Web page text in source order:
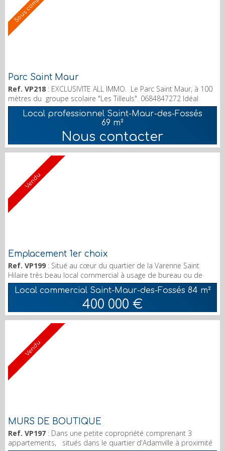
Parc Saint Maur
Ref. VP218 : EXCLUSIVITE ALL IMMO. Le Parc Saint Maur, à 100
mètres du groupe scolaire "Les Tilleuls". 0684847272 Idéal
profession libérale. Très bel appartement lumineux et
traversant situé au rez-de-chaussée d'une résidence de
standing en pierre de taille parfaitement entretenue. Il se
compose d'une vaste entrée, d'une cuisine aménagée et
équipée, d'un beau séjour de 21 m², de deux cham...
Local professionnel Saint-Maur-des-Fossés
69 m²
Nous contacter
Vendu
Emplacement 1er choix
Ref. VP199 : Situé au cœur du quartier de la Varenne Saint
Hilaire très beau local commercial à usage de bureau ou de
commerce. Normes PMR Grandes vitrines sur rue, Offrant au
RDC un open space de 60m², un sanitaire, en souplex avec
fenêtres 34m² avec très belle hauteur sous plafond. Parking
intérieur (avec borne électrique) pompe à chaleur sur les deux
niveaux. RER A et tous commerces à 2mn à pieds ...
Local commercial Saint-Maur-des-Fossés 84 m²
400 000 €
Vendu
MURS DE BOUTIQUE
Ref. VP197 : Dans une petite copropriété comprenant 3
appartements, situés dans le quartier d'Adamville à proximité